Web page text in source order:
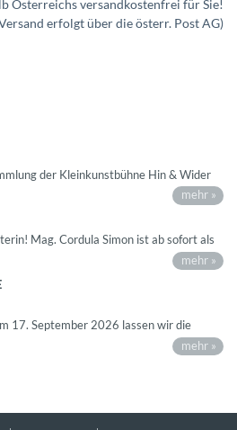
Österreichs versandkostenfrei für Sie!
erfolgt über die österr. Post AG)
der Kleinkunstbühne Hin & Wider
mehr »
Mag. Cordula Simon ist ab sofort als
mehr »
17. September 2026 lassen wir die
mehr »